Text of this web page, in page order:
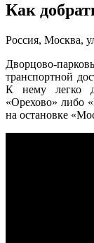
Как
Россия, Москва,
Дворцово-
транспортной
К нему легко
«Орехово» либо
на остановке